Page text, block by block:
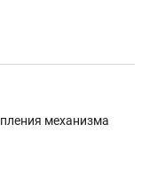
механизма